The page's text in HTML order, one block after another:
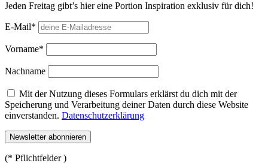
Jeden Freitag gibt’s hier eine Portion Inspiration exklusiv für dich!
E-Mail*
Vorname*
Nachname
Mit der Nutzung dieses Formulars erklärst du dich mit der
Speicherung und Verarbeitung deiner Daten durch diese Website
einverstanden. Datenschutzerklärung
(* Pflichtfelder )